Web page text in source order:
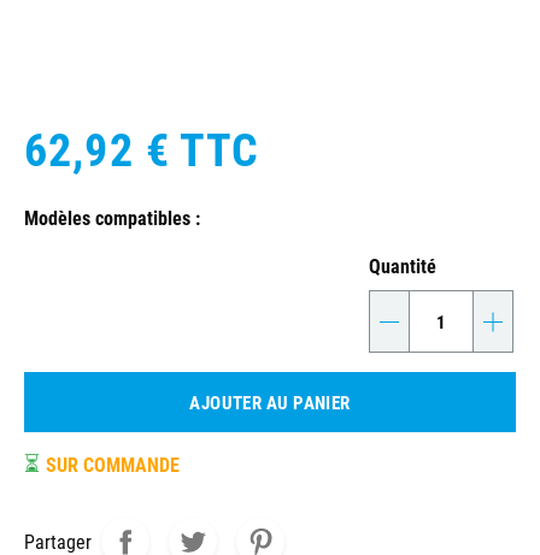
62,92 € TTC
Modèles compatibles :
Quantité
- +
AJOUTER AU PANIER
⏳ SUR COMMANDE
Partager